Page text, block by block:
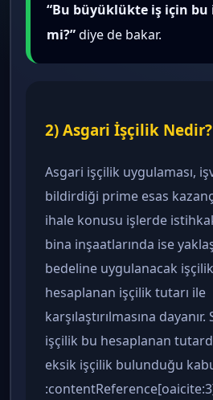
“Bu büyüklükte iş için
mi?”diye de bakar.
2) Asgari İşçilik Nedir?
Asgari işçilik uygulaması,
bildirdiği prime esas
ihale konusu işlerde
bina inşaatlarında ise
bedeline uygulanacak
hesaplanan işçilik tutarı ile
karşılaştırılmasına
işçilik bu hesaplanan
eksik işçilik bulunduğu